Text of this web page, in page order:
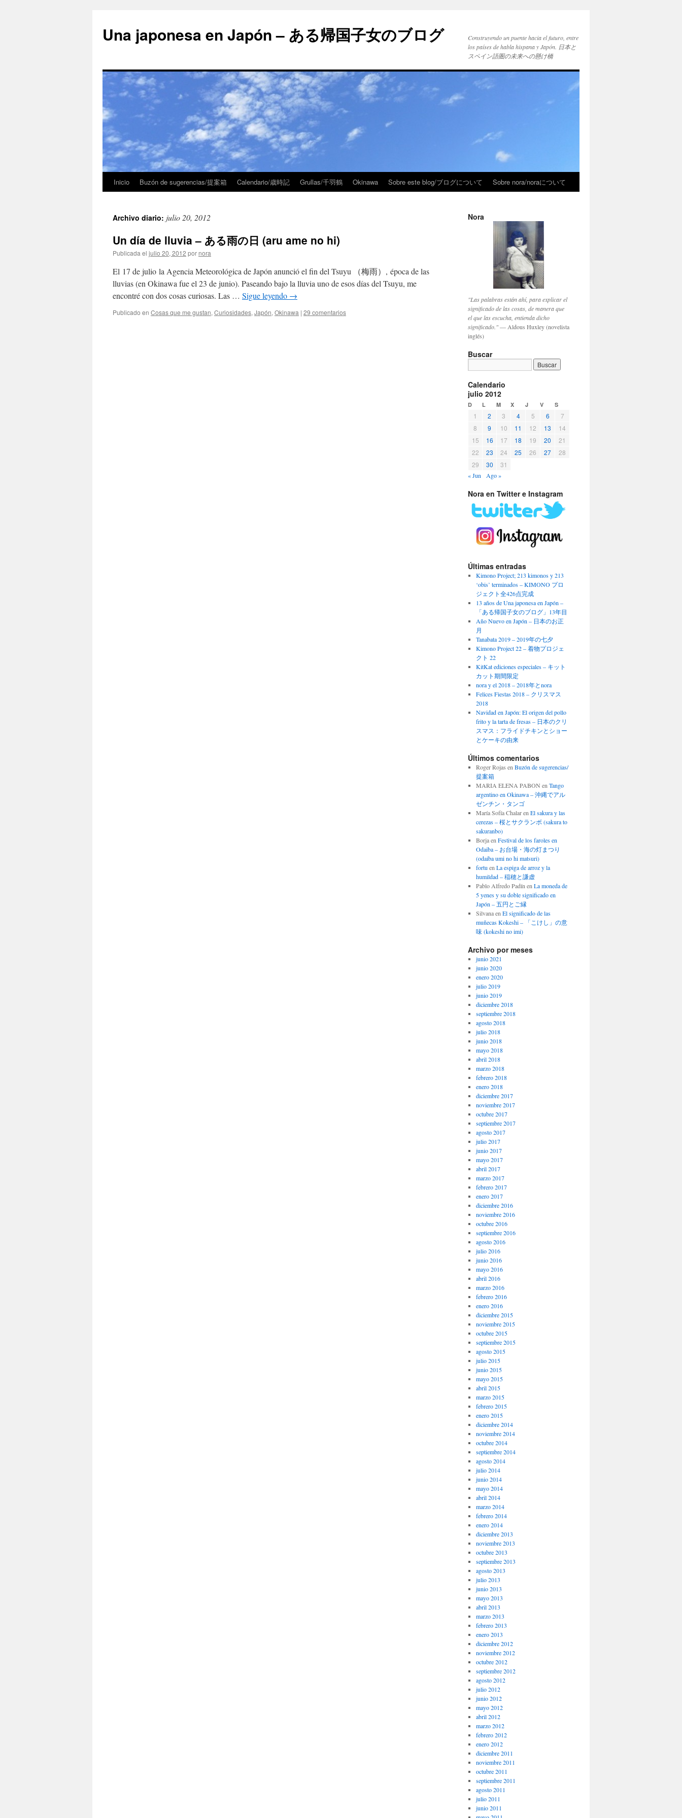
Una japonesa en Japón – ある帰国子女のブログ
Construyendo un puente hacia el futuro, entre
los países de habla hispana y Japón. 日本と
スペイン語圏の未来への懸け橋
Inicio Buzón de sugerencias/提案箱 Calendario/歳時記 Grullas/千羽鶴 Okinawa Sobre este blog/ブログについて Sobre nora/noraについて
Archivo diario: julio 20, 2012
Un día de lluvia – ある雨の日 (aru ame no hi)
Publicada el julio 20, 2012 por nora
El 17 de julio la Agencia Meteorológica de Japón anunció el fin del Tsuyu （梅雨）, época de las
lluvias (en Okinawa fue el 23 de junio). Paseando bajo la lluvia uno de esos días del Tsuyu, me
encontré con dos cosas curiosas. Las … Sigue leyendo →
Publicado en Cosas que me gustan, Curiosidades, Japón, Okinawa | 29 comentarios
Nora
"Las palabras están ahí, para explicar el
significado de las cosas, de manera que
el que las escucha, entienda dicho
significado."— Aldous Huxley (novelista
inglés)
Buscar
Calendario
julio 2012
D L M X J V S
1 2 3 4 5 6
7
8
9 10 11 12 13
14
15
16 17 18 19 20
21
22
23 24 25 26 27
28
29
30 31
« Jun Ago »
Nora en Twitter e Instagram
Últimas entradas
Kimono Project; 213 kimonos y 213
‘obis’ terminados – KIMONO プロ
ジェクト全426点完成
13 años de Una japonesa en Japón –
「ある帰国子女のブログ」13年目
Año Nuevo en Japón – 日本のお正
月
Tanabata 2019 – 2019年の七夕
Kimono Project 22 – 着物プロジェ
クト 22
KitKat ediciones especiales – キット
カット期間限定
nora y el 2018 – 2018年とnora
Felices Fiestas 2018 – クリスマス
2018
Navidad en Japón: El origen del pollo
frito y la tarta de fresas – 日本のクリ
スマス：フライドチキンとショー
とケーキの由来
Últimos comentarios
Roger Rojas en Buzón de sugerencias/
提案箱
MARIA ELENA PABON en Tango
argentino en Okinawa – 沖縄でアル
ゼンチン・タンゴ
María Sofía Chalaren El sakura y las
cerezas – 桜とサクランボ (sakura to
sakuranbo)
Borjaen Festival de los faroles en
Odaiba – お台場・海の灯まつり
(odaiba umi no hi matsuri)
fortu en La espiga de arroz y la
humildad – 稲穂と謙虚
Pablo Alfredo Padín en La moneda de
5 yenes y su doble significado en
Japón – 五円とご縁
Silvanaen El significado de las
muñecas Kokeshi – 「こけし」の意
味 (kokeshi no imi)
Archivo por meses
junio 2021
junio 2020
enero 2020
julio 2019
junio 2019
diciembre 2018
septiembre 2018
agosto 2018
julio 2018
junio 2018
mayo 2018
abril 2018
marzo 2018
febrero 2018
enero 2018
diciembre 2017
noviembre 2017
octubre 2017
septiembre 2017
agosto 2017
julio 2017
junio 2017
mayo 2017
abril 2017
marzo 2017
febrero 2017
enero 2017
diciembre 2016
noviembre 2016
octubre 2016
septiembre 2016
agosto 2016
julio 2016
junio 2016
mayo 2016
abril 2016
marzo 2016
febrero 2016
enero 2016
diciembre 2015
noviembre 2015
octubre 2015
septiembre 2015
agosto 2015
julio 2015
junio 2015
mayo 2015
abril 2015
marzo 2015
febrero 2015
enero 2015
diciembre 2014
noviembre 2014
octubre 2014
septiembre 2014
agosto 2014
julio 2014
junio 2014
mayo 2014
abril 2014
marzo 2014
febrero 2014
enero 2014
diciembre 2013
noviembre 2013
octubre 2013
septiembre 2013
agosto 2013
julio 2013
junio 2013
mayo 2013
abril 2013
marzo 2013
febrero 2013
enero 2013
diciembre 2012
noviembre 2012
octubre 2012
septiembre 2012
agosto 2012
julio 2012
junio 2012
mayo 2012
abril 2012
marzo 2012
febrero 2012
enero 2012
diciembre 2011
noviembre 2011
octubre 2011
septiembre 2011
agosto 2011
julio 2011
junio 2011